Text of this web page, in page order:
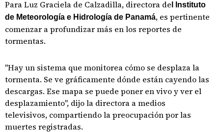
Para Luz Graciela de Calzadilla, directora de l Instituto
de Meteorología e Hidrología de Panamá, es pertinente
comenzar a profundizar más en los reportes de
tormentas.
"Hay un sistema que monitorea cómo se desplaza la
tormenta. Se ve gráficamente dónde están cayendo las
descargas. Ese mapa se puede poner en vivo y ver el
desplazamiento", dijo la directora a medios
televisivos, compartiendo la preocupación por las
muertes registradas.